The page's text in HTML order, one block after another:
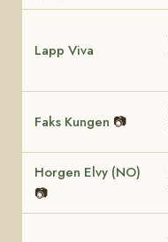
Lapp Viva
Faks Kungen 📷
Horgen Elvy (NO)
📷